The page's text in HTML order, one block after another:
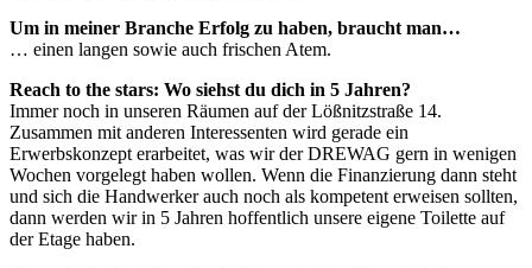
Um in meiner Branche Erfolg zu haben, braucht man…
… einen langen sowie auch frischen Atem.
Reach to the stars: Wo siehst du dich in 5 Jahren?
Immer noch in unseren Räumen auf der Lößnitzstraße 14.
Zusammen mit anderen Interessenten wird gerade ein
Erwerbskonzept erarbeitet, was wir der DREWAG gern in wenigen
Wochen vorgelegt haben wollen. Wenn die Finanzierung dann steht
und sich die Handwerker auch noch als kompetent erweisen sollten,
dann werden wir in 5 Jahren hoffentlich unsere eigene Toilette auf
der Etage haben.